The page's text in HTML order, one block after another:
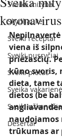
Sveika mityba
Skydliaukė
Sveiki receptai
Sveiki pusryčiai
Sveiki pietūs
Sveika vakarienė
Sveiki
Desertai
viena iš
priežasčių.
kūno svoris,
dieta, tame
dietos (be
trūkumas ar